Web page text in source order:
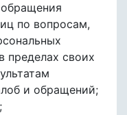
по вопросам,
пределах своих
и обращений;